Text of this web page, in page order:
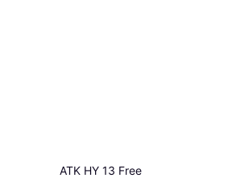
ATK HY 13 Free